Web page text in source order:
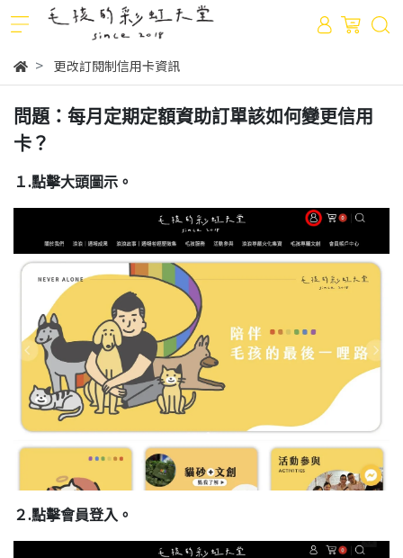
更改訂閱制信用卡資訊
問題：每月定期定額資助訂單該如何變更信用
卡？
１.點擊大頭圖示。
２.點擊會員登入。